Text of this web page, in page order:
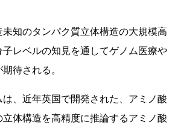
知のタンパク質立体構造の大規模高
レベルの知見を通してゲノム医療や
待される。
、近年英国で開発された、アミノ酸
体構造を高精度に推論するアミノ酸